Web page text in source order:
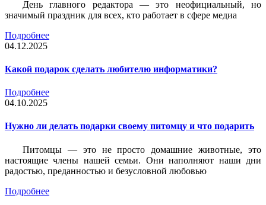
День главного редактора — это неофициальный, но
значимый праздник для всех, кто работает в сфере медиа
Подробнее
04.12.2025
Какой подарок сделать любителю информатики?
Подробнее
04.10.2025
Нужно ли делать подарки своему питомцу и что подарить
Питомцы — это не просто домашние животные, это
настоящие члены нашей семьи. Они наполняют наши дни
радостью, преданностью и безусловной любовью
Подробнее